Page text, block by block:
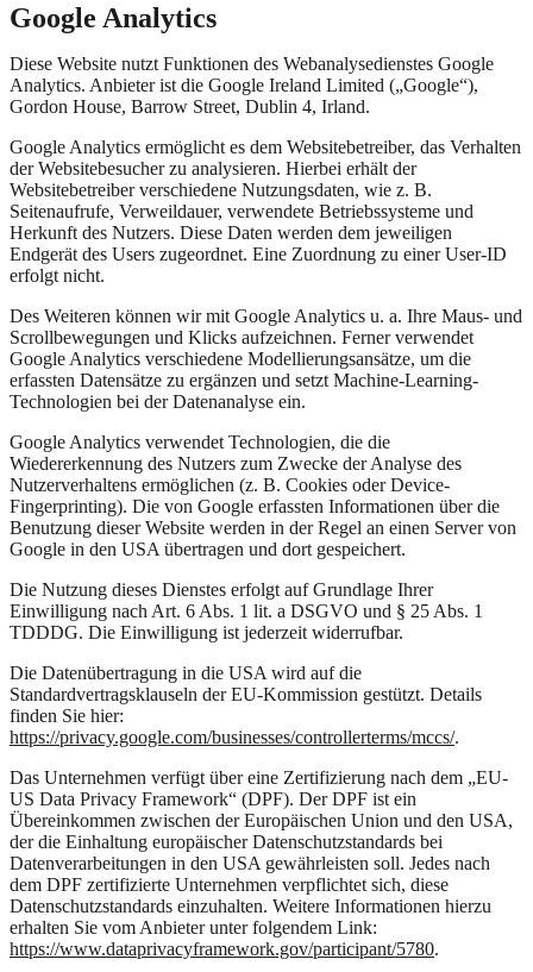
Google Analytics
Diese Website nutzt Funktionen des Webanalysedienstes Google
Analytics. Anbieter ist die Google Ireland Limited („Google“),
Gordon House, Barrow Street, Dublin 4, Irland.
Google Analytics ermöglicht es dem Websitebetreiber, das Verhalten
der Websitebesucher zu analysieren. Hierbei erhält der
Websitebetreiber verschiedene Nutzungsdaten, wie z. B.
Seitenaufrufe, Verweildauer, verwendete Betriebssysteme und
Herkunft des Nutzers. Diese Daten werden dem jeweiligen
Endgerät des Users zugeordnet. Eine Zuordnung zu einer User-ID
erfolgt nicht.
Des Weiteren können wir mit Google Analytics u. a. Ihre Maus- und
Scrollbewegungen und Klicks aufzeichnen. Ferner verwendet
Google Analytics verschiedene Modellierungsansätze, um die
erfassten Datensätze zu ergänzen und setzt Machine-Learning-
Technologien bei der Datenanalyse ein.
Google Analytics verwendet Technologien, die die
Wiedererkennung des Nutzers zum Zwecke der Analyse des
Nutzerverhaltens ermöglichen (z. B. Cookies oder Device-
Fingerprinting). Die von Google erfassten Informationen über die
Benutzung dieser Website werden in der Regel an einen Server von
Google in den USA übertragen und dort gespeichert.
Die Nutzung dieses Dienstes erfolgt auf Grundlage Ihrer
Einwilligung nach Art. 6 Abs. 1 lit. a DSGVO und § 25 Abs. 1
TDDDG. Die Einwilligung ist jederzeit widerrufbar.
Die Datenübertragung in die USA wird auf die
Standardvertragsklauseln der EU-Kommission gestützt. Details
finden Sie hier:
https://privacy.google.com/businesses/controllerterms/mccs/.
Das Unternehmen verfügt über eine Zertifizierung nach dem „EU-
US Data Privacy Framework“ (DPF). Der DPF ist ein
Übereinkommen zwischen der Europäischen Union und den USA,
der die Einhaltung europäischer Datenschutzstandards bei
Datenverarbeitungen in den USA gewährleisten soll. Jedes nach
dem DPF zertifizierte Unternehmen verpflichtet sich, diese
Datenschutzstandards einzuhalten. Weitere Informationen hierzu
erhalten Sie vom Anbieter unter folgendem Link:
https://www.dataprivacyframework.gov/participant/5780.